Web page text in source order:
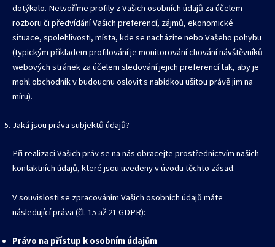
dotýkalo. Netvoříme profily z Vašich osobních údajů za účelem
rozboru či předvídání Vašich preferencí, zájmů, ekonomické
situace, spolehlivosti, místa, kde se nacházíte nebo Vašeho pohybu
(typickým příkladem profilování je monitorování chování návštěvníků
webových stránek za účelem sledování jejich preferencí tak, aby je
mohl obchodník v budoucnu oslovit s nabídkou ušitou právě jim na
míru).
Jaká jsou práva subjektů údajů?
Při realizaci Vašich práv se na nás obracejte prostřednictvím našich
kontaktních údajů, které jsou uvedeny v úvodu těchto zásad.
V souvislosti se zpracováním Vašich osobních údajů máte
následující práva (čl. 15 až 21 GDPR):
Právo na přístup k osobním údajům